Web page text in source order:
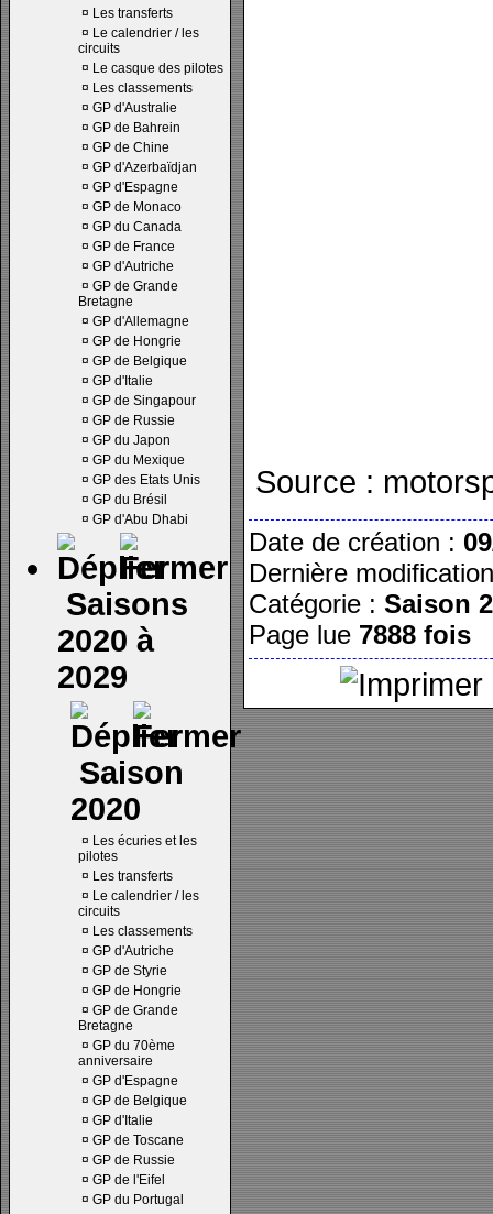
¤ Les transferts
¤ Le calendrier / les
circuits
¤ Le casque des pilotes
¤ Les classements
¤ GP d'Australie
¤ GP de Bahrein
¤ GP de Chine
¤ GP d'Azerbaïdjan
¤ GP d'Espagne
¤ GP de Monaco
¤ GP du Canada
¤ GP de France
¤ GP d'Autriche
¤ GP de Grande
Bretagne
¤ GP d'Allemagne
¤ GP de Hongrie
¤ GP de Belgique
¤ GP d'Italie
¤ GP de Singapour
¤ GP de Russie
¤ GP du Japon
¤ GP du Mexique
¤ GP des Etats Unis
¤ GP du Brésil
¤ GP d'Abu Dhabi
Saisons
2020 à
2029
Saison
2020
¤ Les écuries et les
pilotes
¤ Les transferts
¤ Le calendrier / les
circuits
¤ Les classements
¤ GP d'Autriche
¤ GP de Styrie
¤ GP de Hongrie
¤ GP de Grande
Bretagne
¤ GP du 70ème
anniversaire
¤ GP d'Espagne
¤ GP de Belgique
¤ GP d'Italie
¤ GP de Toscane
¤ GP de Russie
¤ GP de l'Eifel
¤ GP du Portugal
Source :
Date de création :
Dernière
Catégorie : Saison
Page lue 7888 fois